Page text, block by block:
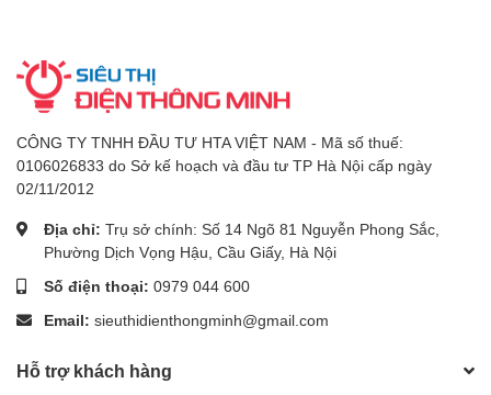
CÔNG TY TNHH ĐẦU TƯ HTA VIỆT NAM - Mã số thuế:
0106026833 do Sở kế hoạch và đầu tư TP Hà Nội cấp ngày
02/11/2012
Địa chỉ: Trụ sở chính: Số 14 Ngõ 81 Nguyễn Phong Sắc,
Phường Dịch Vọng Hậu, Cầu Giấy, Hà Nội
Số điện thoại: 0979 044 600
Email: sieuthidienthongminh@gmail.com
Hỗ trợ khách hàng